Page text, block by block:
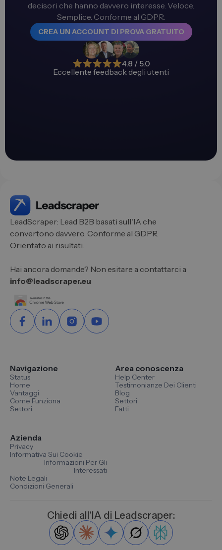
decisori che hanno davvero interesse. Veloce.
Semplice. Conforme al GDPR.
CREA UN ACCOUNT DI PROVA GRATUITO
4.8 / 5.0
Eccellente feedback degli utenti
LeadScraper: Lead B2B basati sull'IA che
convertono davvero. Conforme al GDPR.
Orientato ai risultati.
Hai ancora domande? Non esitare a contattarci a
info@leadscraper.eu
Navigazione
Status
Home
Vantaggi
Come Funziona
Settori
Area conoscenza
Help Center
Testimonianze Dei Clienti
Blog
Settori
Fatti
Azienda
Privacy
Informativa Sui Cookie
Informazioni Per Gli
Interessati
Note Legali
Condizioni Generali
Chiedi all'IA di Leadscraper: